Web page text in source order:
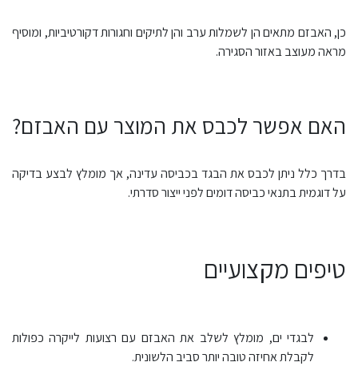
כן, האבזם מתאים הן לשמלות ערב והן לתיקים וחגורות דקורטיביות, ומוסיף
מראה מעוצב באזור הסגירה.
האם אפשר לכבס את המוצר עם האבזם?
בדרך כלל ניתן לכבס את הבגד בכביסה עדינה, אך מומלץ לבצע בדיקה
על דוגמית בתנאי כביסה דומים לפני ייצור סדרתי.
טיפים מקצועיים
לבגדי ים, מומלץ לשלב את האבזם עם רצועות לייקרה כפולות
לקבלת אחיזה טובה יותר סביב הלשונית.